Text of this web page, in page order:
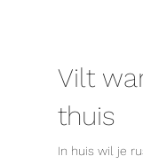
Vilt
thuis
In huis wil je